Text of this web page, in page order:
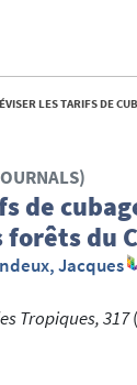
LES TARIFS DE CUBAGE POUR MIEUX GÉRER LES FORÊTS
de
du
Jacques
Tropiques, 317